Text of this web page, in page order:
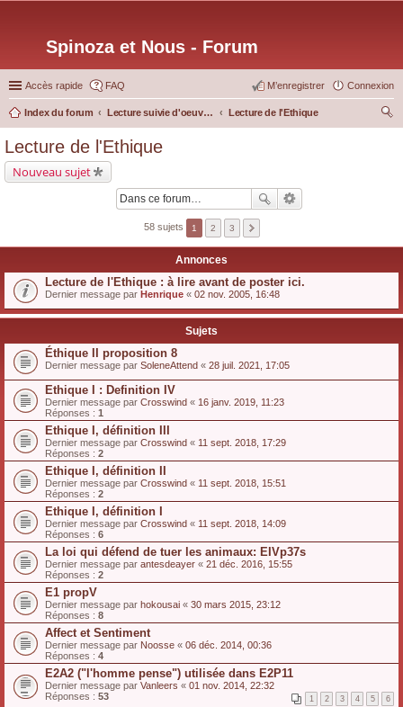
Spinoza et Nous - Forum
Accès rapide FAQ Connexion
M’enregistrer
Index du forum Lecture suivie d'oeuvres particulières
Lecture de l'Ethique
Lecture de l'Ethique
Nouveau sujet
58 sujets 1 2 3
Annonces
Lecture de l'Ethique : à lire avant de poster ici.
Dernier message par Henrique « 02 nov. 2005, 16:48
Sujets
Éthique II proposition 8
Dernier message par SoleneAttend « 28 juil. 2021, 17:05
Ethique I : Definition IV
Dernier message par Crosswind « 16 janv. 2019, 11:23
Réponses : 1
Ethique I, définition III
Dernier message par Crosswind « 11 sept. 2018, 17:29
Réponses : 2
Ethique I, définition II
Dernier message par Crosswind « 11 sept. 2018, 15:51
Réponses : 2
Ethique I, définition I
Dernier message par Crosswind « 11 sept. 2018, 14:09
Réponses : 6
La loi qui défend de tuer les animaux: EIVp37s
Dernier message par antesdeayer « 21 déc. 2016, 15:55
Réponses : 2
E1 propV
Dernier message par hokousai « 30 mars 2015, 23:12
Réponses : 8
Affect et Sentiment
Dernier message par Noosse « 06 déc. 2014, 00:36
Réponses : 4
E2A2 ("l'homme pense") utilisée dans E2P11
Dernier message par Vanleers « 01 nov. 2014, 22:32
Réponses : 53 1 2 3 4 5 6